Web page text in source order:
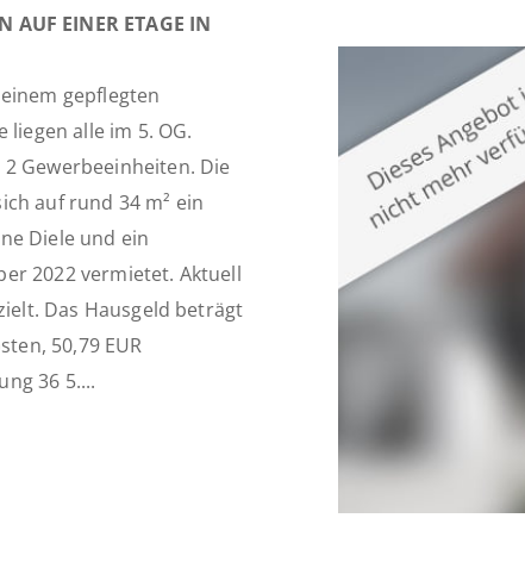
AUF EINER ETAGE IN
gepflegten
liegen alle im 5. OG.
Gewerbeeinheiten. Die
auf rund 34 m² ein
Diele und ein
2022 vermietet. Aktuell
Das Hausgeld beträgt
50,79 EUR
36 5....